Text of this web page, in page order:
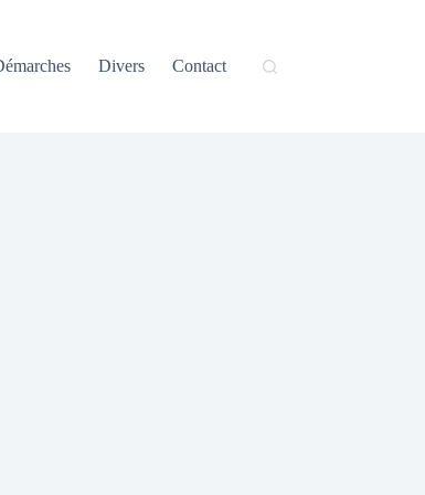
Divers Contact